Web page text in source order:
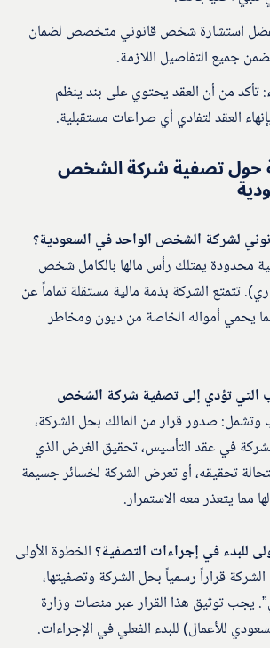
استشارة شخص قانوني متخصص لضمان
جميع التفاصيل اللازمة.
: تأكد من أن العقد يحتوي على بند ينظم
العقد لتفادي أي صراعات مستقبلية.
حول تصفية شركة الشخص
محدودة يمتلك رأس مالها بالكامل شخص
تتمتع الشركة بذمة مالية مستقلة تماماً عن
مما يحمي أمواله الخاصة من ديون ومخاطر
التي تؤدي إلى تصفية شركة الشخص
وتشمل: صدور قرار من المالك بحل الشركة،
للشركة في عقد التأسيس، تحقيق الغرض الذي
تحقيقه، أو تعرض الشركة لخسائر جسيمة
مما يتعذر معه الاستمرار.
الخطوة الأولى
قراراً رسمياً بحل الشركة وتصفيتها،
يجب توثيق هذا القرار عبر منصات وزارة
للأعمال) للبدء الفعلي في الإجراءات.